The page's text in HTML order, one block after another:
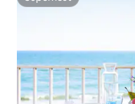
Superhost